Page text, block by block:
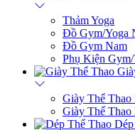
Thảm Yoga
Đồ Gym/Yoga
Đồ Gym Nam
Phụ Kiện Gym/
Giày Thể Thao
Giày Thể Thao